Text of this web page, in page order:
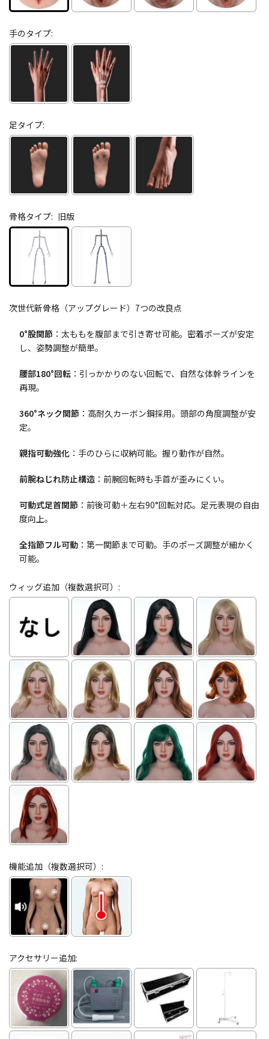
手のタイプ:
足タイプ:
骨格タイプ: 旧版
次世代新骨格（アップグレード）7つの改良点
0°股関節 ：太ももを腹部まで引き寄せ可能。密着ポーズが安定
し、姿勢調整が簡単。
腰部180°回転 ：引っかかりのない回転で、自然な体幹ラインを
再現。
360°ネック関節 ：高耐久カーボン鋼採用。頭部の角度調整が安
定。
親指可動強化 ：手のひらに収納可能。握り動作が自然。
前腕ねじれ防止構造 ：前腕回転時も手首が歪みにくい。
可動式足首関節 ：前後可動＋左右90°回転対応。足元表現の自由
度向上。
全指節フル可動 ：第一関節まで可動。手のポーズ調整が細かく
可能。
ウィッグ追加（複数選択可）:
機能追加（複数選択可）:
アクセサリー追加: